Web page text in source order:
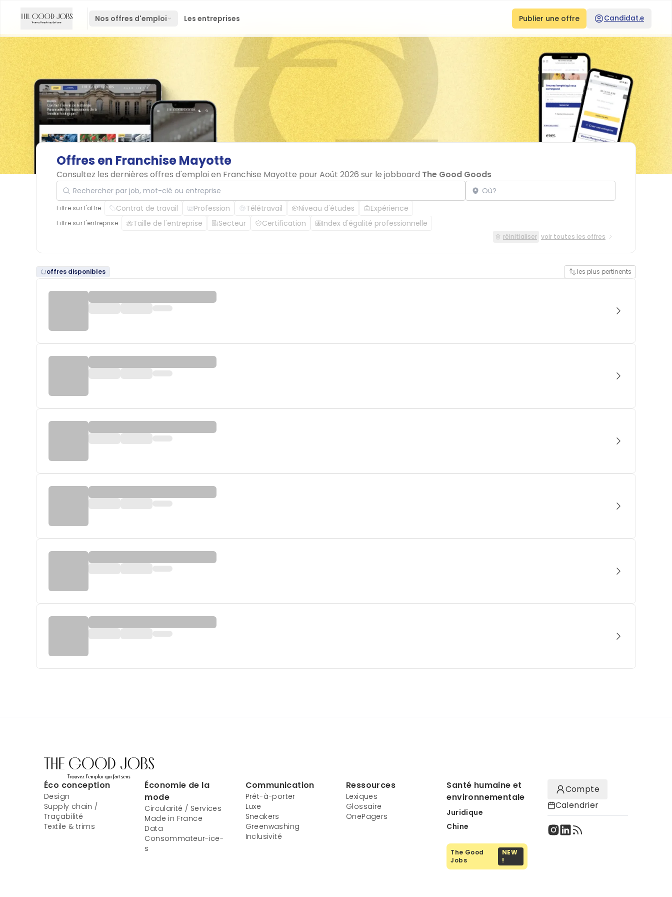
Nos offres d'emploi Les entreprises Publier une offre Candidat.e
Offres en FranchiseMayotte
Consultez les dernières offres d'emploi en Franchise Mayotte pour Août 2026 sur le jobboard The Good Goods
Rechercher par job, mot-clé ou entreprise Localisation
Filtre sur l'offre : Contrat de travail Profession Télétravail Niveau d'études Expérience
Filtre sur l'entreprise : Taille de l'entreprise Secteur Certification Index d'égalité professionnelle
réinitialiser voir toutes les offres
offres disponibles les plus pertinents
Éco conception
Design
Supply chain /
Traçabilité
Textile & trims
Économie de la
mode
Circularité / Services
Made in France
Data
Consommateur-ice-
s
Communication
Prêt-à-porter
Luxe
Sneakers
Greenwashing
Inclusivité
Ressources
Lexiques
Glossaire
OnePagers
Santé humaine et
environnementale
Juridique
Chine
The Good
Jobs
NEW
!
Compte
Calendrier